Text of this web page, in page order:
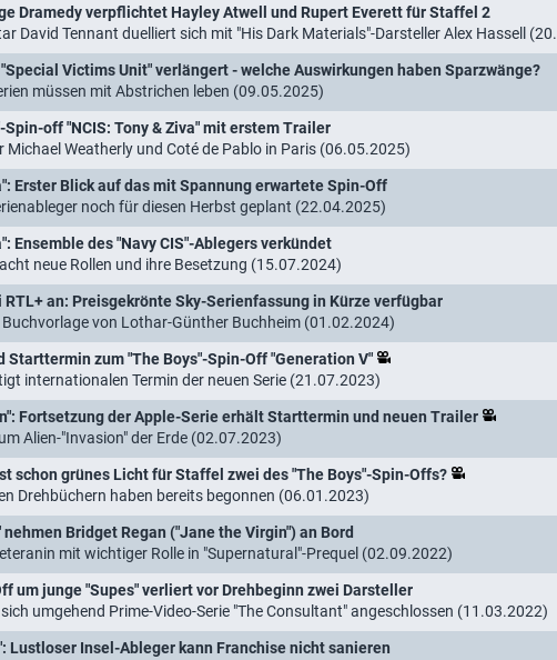
Dramedy verpflichtet Hayley Atwell und Rupert Everett für Staffel 2
David Tennant duelliert sich mit "His Dark Materials"-Darsteller Alex Hassell (20.08.2025)
"Special Victims Unit" verlängert - welche Auswirkungen haben Sparzwänge?
müssen mit Abstrichen leben (09.05.2025)
Spin-off "NCIS: Tony & Ziva" mit erstem Trailer
Michael Weatherly und Coté de Pablo in Paris (06.05.2025)
Erster Blick auf das mit Spannung erwartete Spin-Off
noch für diesen Herbst geplant (22.04.2025)
Ensemble des "Navy CIS"-Ablegers verkündet
neue Rollen und ihre Besetzung (15.07.2024)
RTL+ an: Preisgekrönte Sky-Serienfassung in Kürze verfügbar
Buchvorlage von Lothar-Günther Buchheim (01.02.2024)
Starttermin zum "The Boys"-Spin-Off "Generation V"
internationalen Termin der neuen Serie (21.07.2023)
Fortsetzung der Apple-Serie erhält Starttermin und neuen Trailer
Alien-"Invasion" der Erde (02.07.2023)
schon grünes Licht für Staffel zwei des "The Boys"-Spin-Offs?
Drehbüchern haben bereits begonnen (06.01.2023)
Bridget Regan ("Jane the Virgin") an Bord
mit wichtiger Rolle in "Supernatural"-Prequel (02.09.2022)
um junge "Supes" verliert vor Drehbeginn zwei Darsteller
umgehend Prime-Video-Serie "The Consultant" angeschlossen (11.03.2022)
Lustloser Insel-Ableger kann Franchise nicht sanieren